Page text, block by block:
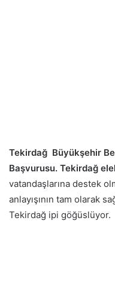
Tekirdağ Büyükşehir
Başvurusu. Tekirdağ
vatandaşlarına destek
anlayışının tam olarak
Tekirdağ ipi göğüslüyor.